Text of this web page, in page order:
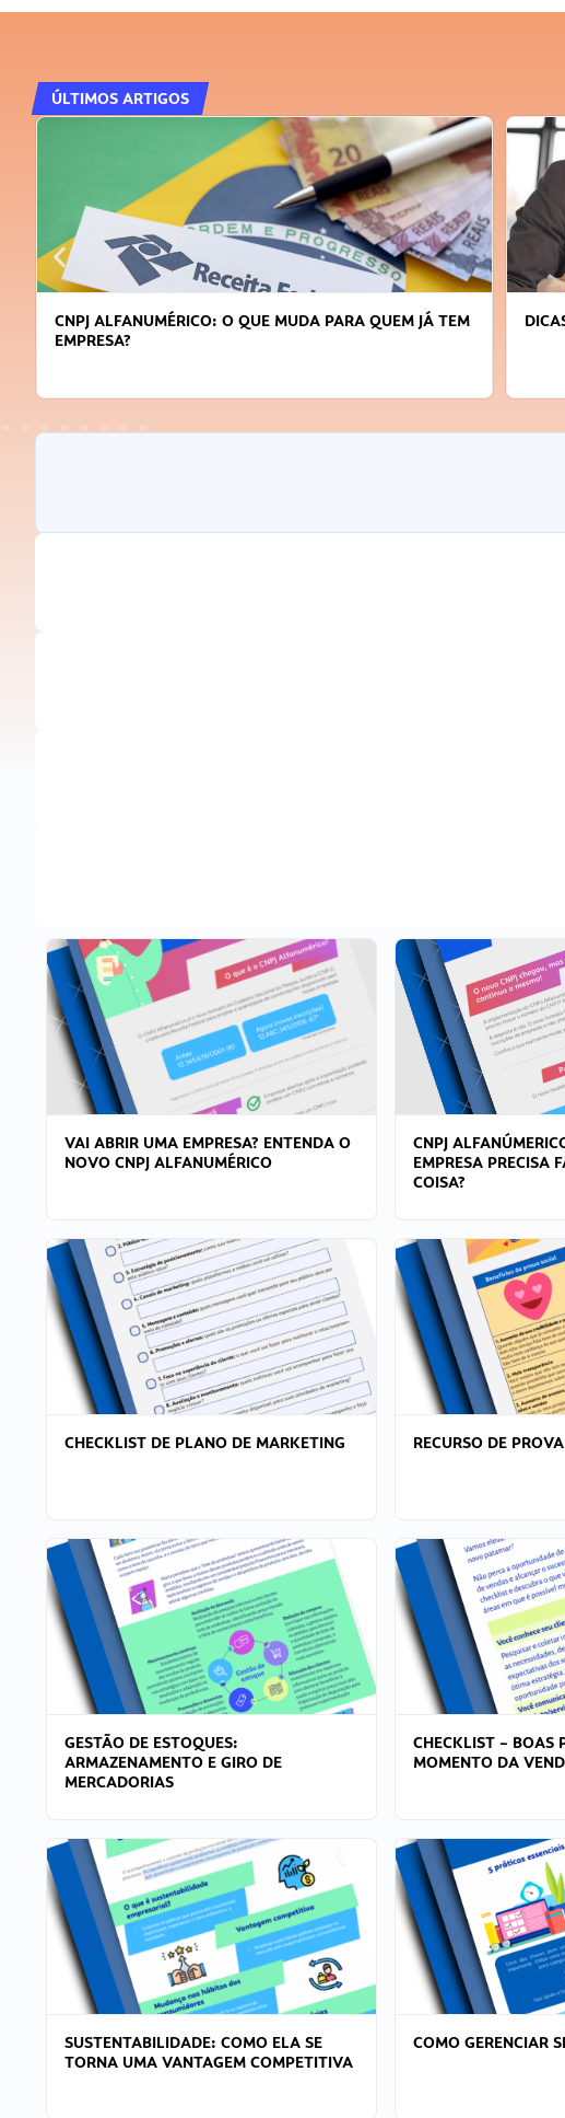
ÚLTIMOS ARTIGOS
CNPJ ALFANUMÉRICO: O QUE MUDA PARA QUEM JÁ TEM
EMPRESA?
VAI ABRIR UMA EMPRESA? ENTENDA O
NOVO CNPJ ALFANUMÉRICO
CNPJ
EMPRESA PRECISA
COISA?
CHECKLIST DE PLANO DE MARKETING RECURSO DE
GESTÃO DE ESTOQUES:
ARMAZENAMENTO E GIRO DE
MERCADORIAS
CHECKLIST – BOAS
MOMENTO DA
SUSTENTABILIDADE: COMO ELA SE
TORNA UMA VANTAGEM COMPETITIVA
COMO GERENCIAR